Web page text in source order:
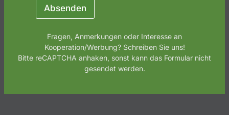
Absenden
Fragen, Anmerkungen oder Interesse an
Kooperation/Werbung? Schreiben Sie uns!
Bitte reCAPTCHA anhaken, sonst kann das Formular nicht
gesendet werden.